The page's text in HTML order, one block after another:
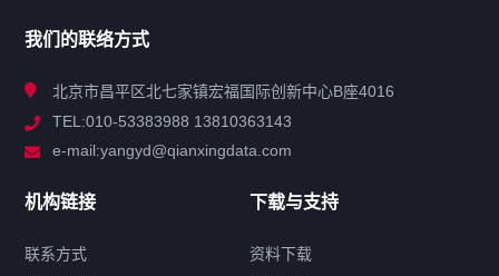
解决方案
我们的联络方式
北京市昌平区北七家镇宏福国际创新中心B座4016
TEL:010-53383988 13810363143
e-mail:yangyd@qianxingdata.com
机构链接
联系方式
下载与支持
资料下载